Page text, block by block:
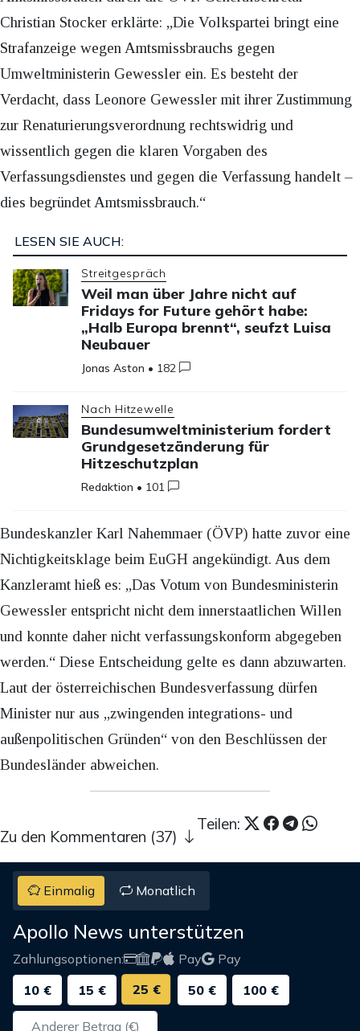
Christian Stocker erklärte: „Die Volkspartei bringt eine
Strafanzeige wegen Amtsmissbrauchs gegen
Umweltministerin Gewessler ein. Es besteht der
Verdacht, dass Leonore Gewessler mit ihrer Zustimmung
zur Renaturierungsverordnung rechtswidrig und
wissentlich gegen die klaren Vorgaben des
Verfassungsdienstes und gegen die Verfassung handelt –
dies begründet Amtsmissbrauch.“
LESEN SIE AUCH:
Streitgespräch
Weil man über Jahre nicht auf
Fridays for Future gehört habe:
„Halb Europa brennt“, seufzt Luisa
Neubauer
Jonas Aston • 182
Nach Hitzewelle
Bundesumweltministerium fordert
Grundgesetzänderung für
Hitzeschutzplan
Redaktion • 101
Bundeskanzler Karl Nahemmaer (ÖVP) hatte zuvor eine
Nichtigkeitsklage beim EuGH angekündigt. Aus dem
Kanzleramt hieß es: „Das Votum von Bundesministerin
Gewessler entspricht nicht dem innerstaatlichen Willen
und konnte daher nicht verfassungskonform abgegeben
werden.“ Diese Entscheidung gelte es dann abzuwarten.
Laut der österreichischen Bundesverfassung dürfen
Minister nur aus „zwingenden integrations- und
außenpolitischen Gründen“ von den Beschlüssen der
Bundesländer abweichen.
Teilen:
Zu den Kommentaren (37)
Einmalig Monatlich
Apollo News unterstützen
Zahlungsoptionen: Pay
Pay
10 €
15 € 25 € 50 € 100 €